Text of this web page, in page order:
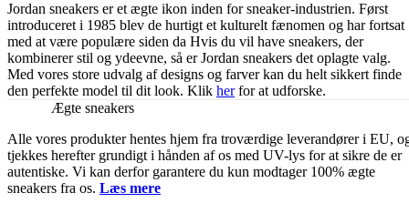
Jordan sneakers er et ægte ikon inden for sneaker-industrien. Først
introduceret i 1985 blev de hurtigt et kulturelt fænomen og har fortsat
med at være populære siden da Hvis du vil have sneakers, der
kombinerer stil og ydeevne, så er Jordan sneakers det oplagte valg.
Med vores store udvalg af designs og farver kan du helt sikkert finde
den perfekte model til dit look. Klik herfor at udforske.
Ægte sneakers
Alle vores produkter hentes hjem fra troværdige leverandører i EU,
tjekkes herefter grundigt i hånden af os med UV-lys for at sikre de er
autentiske. Vi kan derfor garantere du kun modtager 100% ægte
sneakers fra os. Læs mere